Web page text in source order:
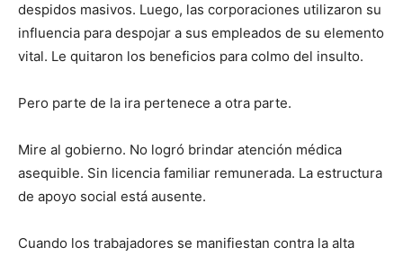
despidos masivos. Luego, las corporaciones utilizaron su
influencia para despojar a sus empleados de su elemento
vital. Le quitaron los beneficios para colmo del insulto.
Pero parte de la ira pertenece a otra parte.
Mire al gobierno. No logró brindar atención médica
asequible. Sin licencia familiar remunerada. La estructura
de apoyo social está ausente.
Cuando los trabajadores se manifiestan contra la alta